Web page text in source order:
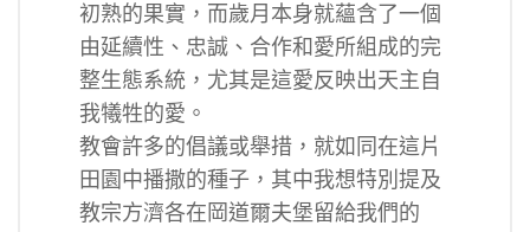
初熟的果實，而歲月本身就蘊含了一個
由延續性、忠誠、合作和愛所組成的完
整生態系統，尤其是這愛反映出天主自
我犧牲的愛。
教會許多的倡議或舉措，就如同在這片
田園中播撒的種子，其中我想特別提及
教宗方濟各在岡道爾夫堡留給我們的